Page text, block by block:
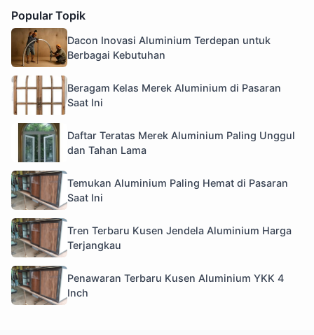
Popular Topik
Dacon Inovasi Aluminium Terdepan untuk
Berbagai Kebutuhan
Beragam Kelas Merek Aluminium di Pasaran
Saat Ini
Daftar Teratas Merek Aluminium Paling Unggul
dan Tahan Lama
Temukan Aluminium Paling Hemat di Pasaran
Saat Ini
Tren Terbaru Kusen Jendela Aluminium Harga
Terjangkau
Penawaran Terbaru Kusen Aluminium YKK 4
Inch